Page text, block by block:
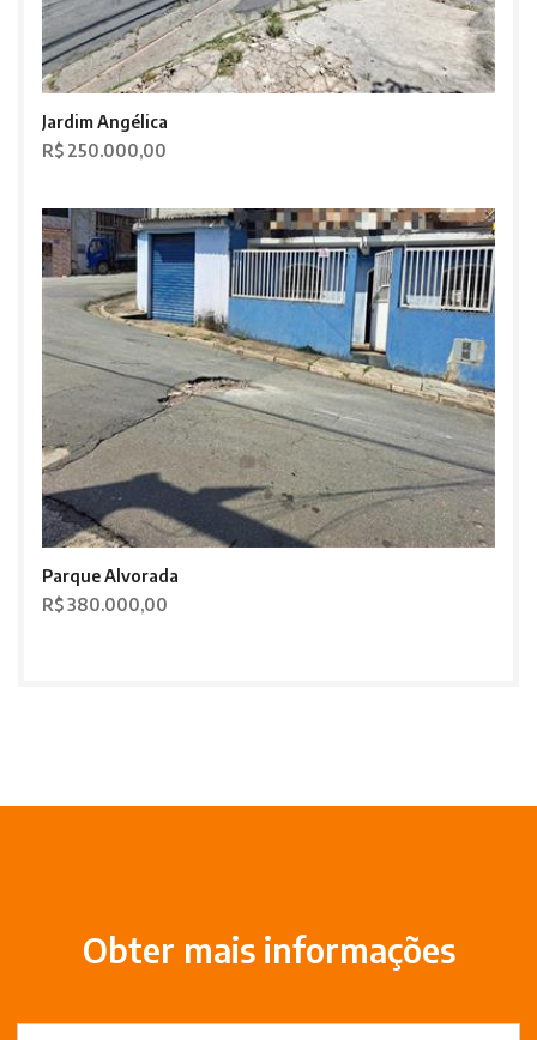
Jardim Angélica
R$ 250.000,00
Parque Alvorada
R$ 380.000,00
Obter mais informações